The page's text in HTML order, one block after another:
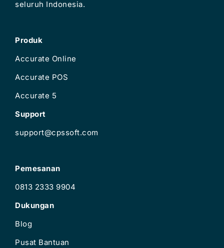
seluruh Indonesia.
Produk
Accurate Online
Accurate POS
Accurate 5
Support
support@cpssoft.com
Pemesanan
0813 2333 9904
Dukungan
Blog
Pusat Bantuan